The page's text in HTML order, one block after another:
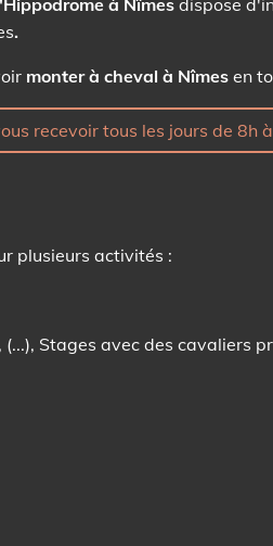
à Nîmes dispose
.
monter à cheval à Nîmes en
recevoir tous les jours de 8h
plusieurs activités :
Stages avec des cavaliers